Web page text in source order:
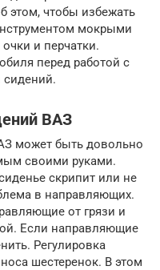
этом, чтобы избежать
мокрыми
и перчатки.
перед работой с
сидений.
ВАЗ
может быть довольно
своими руками.
скрипит или не
в направляющих.
от грязи и
Если направляющие
Регулировка
шестеренок. В этом